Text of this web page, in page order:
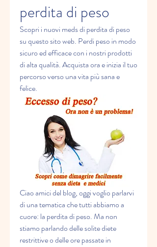
perdita di peso
Scopri i nuovi meds di perdita di peso
su questo sito web. Perdi peso in modo
sicuro ed efficace con i nostri prodotti
di alta qualità. Acquista ora e inizia il tuo
percorso verso una vita più sana e
felice.
Ciao amici del blog, oggi voglio parlarvi
di una tematica che tutti abbiamo a
cuore: la perdita di peso. Ma non
stiamo parlando delle solite diete
restrittive o delle ore passate in